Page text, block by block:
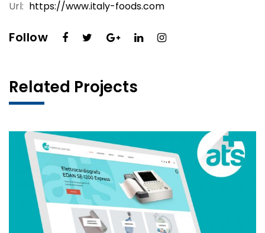
Url: https://www.italy-foods.com
Follow
Related Projects